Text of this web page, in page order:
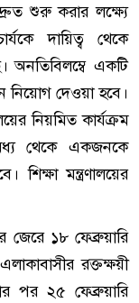
শুরু করার লক্ষ্যে
দায়িত্ব থেকে
অনতিবিলম্বে একটি
নিয়োগ দেওয়া হবে।
নিয়মিত কার্যক্রম
মধ্য থেকে একজনকে
শিক্ষা মন্ত্রণালয়ের
জেরে ১৮ ফেব্রুয়ারি
রক্তক্ষয়ী
পর ২৫ ফেব্রুয়ারি